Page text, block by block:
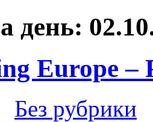
день:
Europe –
Без рубрики